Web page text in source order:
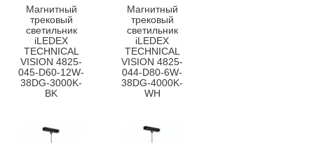
Магнитный
трековый
светильник
iLEDEX
TECHNICAL
VISION 4825-
045-D60-12W-
38DG-3000K-
BK
Магнитный
трековый
светильник
iLEDEX
TECHNICAL
VISION 4825-
044-D80-6W-
38DG-4000K-
WH